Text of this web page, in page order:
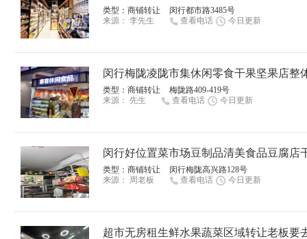
类型： 商铺转让
闵行都市路3485号
来源： 李先生 查看电话 今日更新
闵行梅陇凌陇市集休闲零食干果坚果店整
类型： 商铺转让
梅陇路409-419号
来源：
先生 查看电话 今日更新
闵行好位置菜市场豆制品清美食品豆腐店
类型： 商铺转让
闵行梅陇高兴路128号
来源：
周老板 查看电话 今日更新
超市无房租生鲜水果蔬菜区域转让老板要